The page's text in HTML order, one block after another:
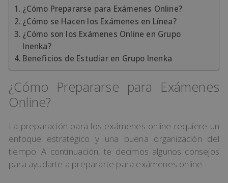
¿Cómo Prepararse para Exámenes Online?
¿Cómo se Hacen los Exámenes en Línea?
¿Cómo son los Exámenes Online en Grupo
Inenka?
Beneficios de Estudiar en Grupo Inenka
¿Cómo Prepararse para Exámenes
Online?
La preparación para los exámenes online requiere un
enfoque estratégico y una buena organización del
tiempo. A continuación, te decimos algunos consejos
para ayudarte a prepararte para exámenes online: